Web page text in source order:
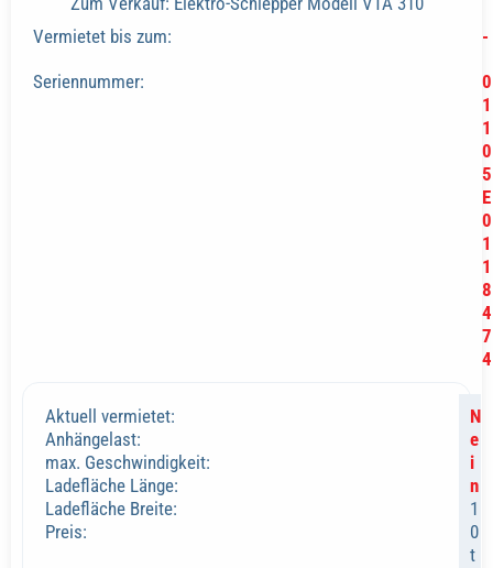
Vermietet bis zum:
-
Seriennummer:
0
1
1
0
5
E
0
1
1
8
4
7
4
Aktuell vermietet:
Anhängelast:
max. Geschwindigkeit:
Ladefläche Länge:
Ladefläche Breite:
Preis:
N
e
i
n
1
0
t